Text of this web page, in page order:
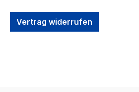
Vertrag widerrufen